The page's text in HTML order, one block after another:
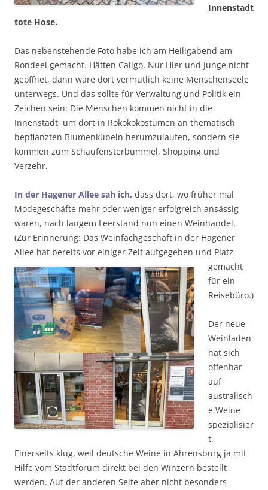
Innenstadt
tote Hose.
Das nebenstehende Foto habe ich am Heiligabend am
Rondeel gemacht. Hätten Caligo, Nur Hier und Junge nicht
geöffnet, dann wäre dort vermutlich keine Menschenseele
unterwegs. Und das sollte für Verwaltung und Politik ein
Zeichen sein: Die Menschen kommen nicht in die
Innenstadt, um dort in Rokokokostümen an thematisch
bepflanzten Blumenkübeln herumzulaufen, sondern sie
kommen zum Schaufensterbummel, Shopping und
Verzehr.
In der Hagener Allee sah ich, dass dort, wo früher mal
Modegeschäfte mehr oder weniger erfolgreich ansässig
waren, nach langem Leerstand nun einen Weinhandel.
(Zur Erinnerung: Das Weinfachgeschäft in der Hagener
Allee hat bereits vor einiger Zeit aufgegeben und Platz
gemacht
für ein
Reisebüro.)
Der neue
Weinladen
hat sich
offenbar
auf
australisch
e Weine
spezialisier
t.
Einerseits klug, weil deutsche Weine in Ahrensburg ja mit
Hilfe vom Stadtforum direkt bei den Winzern bestellt
werden. Auf der anderen Seite aber nicht besonders